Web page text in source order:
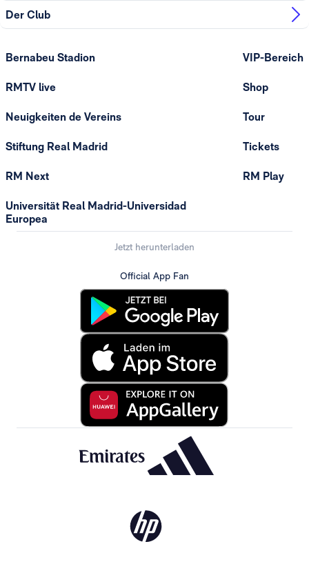
Der Club
Bernabeu Stadion
RMTV live
Neuigkeiten de Vereins
Stiftung Real Madrid
RM Next
Universität Real Madrid-Universidad
Europea
VIP-Bereich
Shop
Tour
Tickets
RM Play
Jetzt herunterladen
Official App Fan